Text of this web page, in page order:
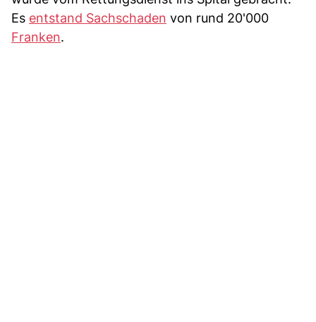
Es entstand Sachschaden von rund 20'000
Franken.